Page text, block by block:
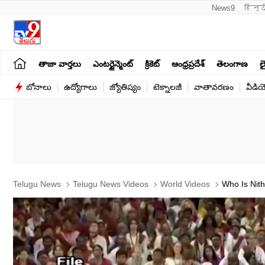
News9
తాజా వార్తలు ఎంటర్టైన్మెంట్ క్రికెట్ ఆంధ్రప్రదేశ్ తెలంగాణ
బోనాలు ఉద్యోగాలు జ్యోతిష్యం టెక్నాలజీ వాతావరణం
Telugu News Telugu News Videos World Videos Who Is